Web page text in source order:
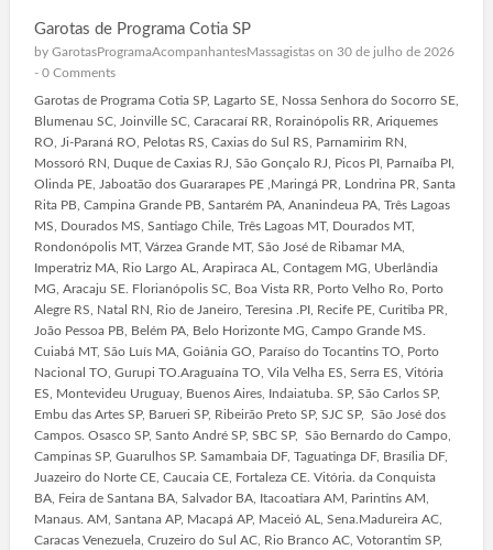
Garotas de Programa Cotia SP
by GarotasProgramaAcompanhantesMassagistason 30 de julho de 2026
- 0 Comments
Garotas de Programa Cotia SP, Lagarto SE, Nossa Senhora do Socorro SE,
Blumenau SC, Joinville SC, Caracaraí RR, Rorainópolis RR, Ariquemes
RO, Ji-Paraná RO, Pelotas RS, Caxias do Sul RS, Parnamirim RN,
Mossoró RN, Duque de Caxias RJ, São Gonçalo RJ, Picos PI, Parnaíba PI,
Olinda PE, Jaboatão dos Guararapes PE ,Maringá PR, Londrina PR, Santa
Rita PB, Campina Grande PB, Santarém PA, Ananindeua PA, Três Lagoas
MS, Dourados MS, Santiago Chile, Três Lagoas MT, Dourados MT,
Rondonópolis MT, Várzea Grande MT, São José de Ribamar MA,
Imperatriz MA, Rio Largo AL, Arapiraca AL, Contagem MG, Uberlândia
MG, Aracaju SE. Florianópolis SC, Boa Vista RR, Porto Velho Ro, Porto
Alegre RS, Natal RN, Rio de Janeiro, Teresina .PI, Recife PE, Curitiba PR,
João Pessoa PB, Belém PA, Belo Horizonte MG, Campo Grande MS.
Cuiabá MT, São Luís MA, Goiânia GO, Paraíso do Tocantins TO, Porto
Nacional TO, Gurupi TO.Araguaína TO, Vila Velha ES, Serra ES, Vitória
ES, Montevideu Uruguay, Buenos Aires, Indaiatuba. SP, São Carlos SP,
Embu das Artes SP, Barueri SP, Ribeirão Preto SP, SJC SP, São José dos
Campos. Osasco SP, Santo André SP, SBC SP, São Bernardo do Campo,
Campinas SP, Guarulhos SP. Samambaia DF, Taguatinga DF, Brasília DF,
Juazeiro do Norte CE, Caucaia CE, Fortaleza CE. Vitória. da Conquista
BA, Feira de Santana BA, Salvador BA, Itacoatiara AM, Parintins AM,
Manaus. AM, Santana AP, Macapá AP, Maceió AL, Sena.Madureira AC,
Caracas Venezuela, Cruzeiro do Sul AC, Rio Branco AC, Votorantim SP,